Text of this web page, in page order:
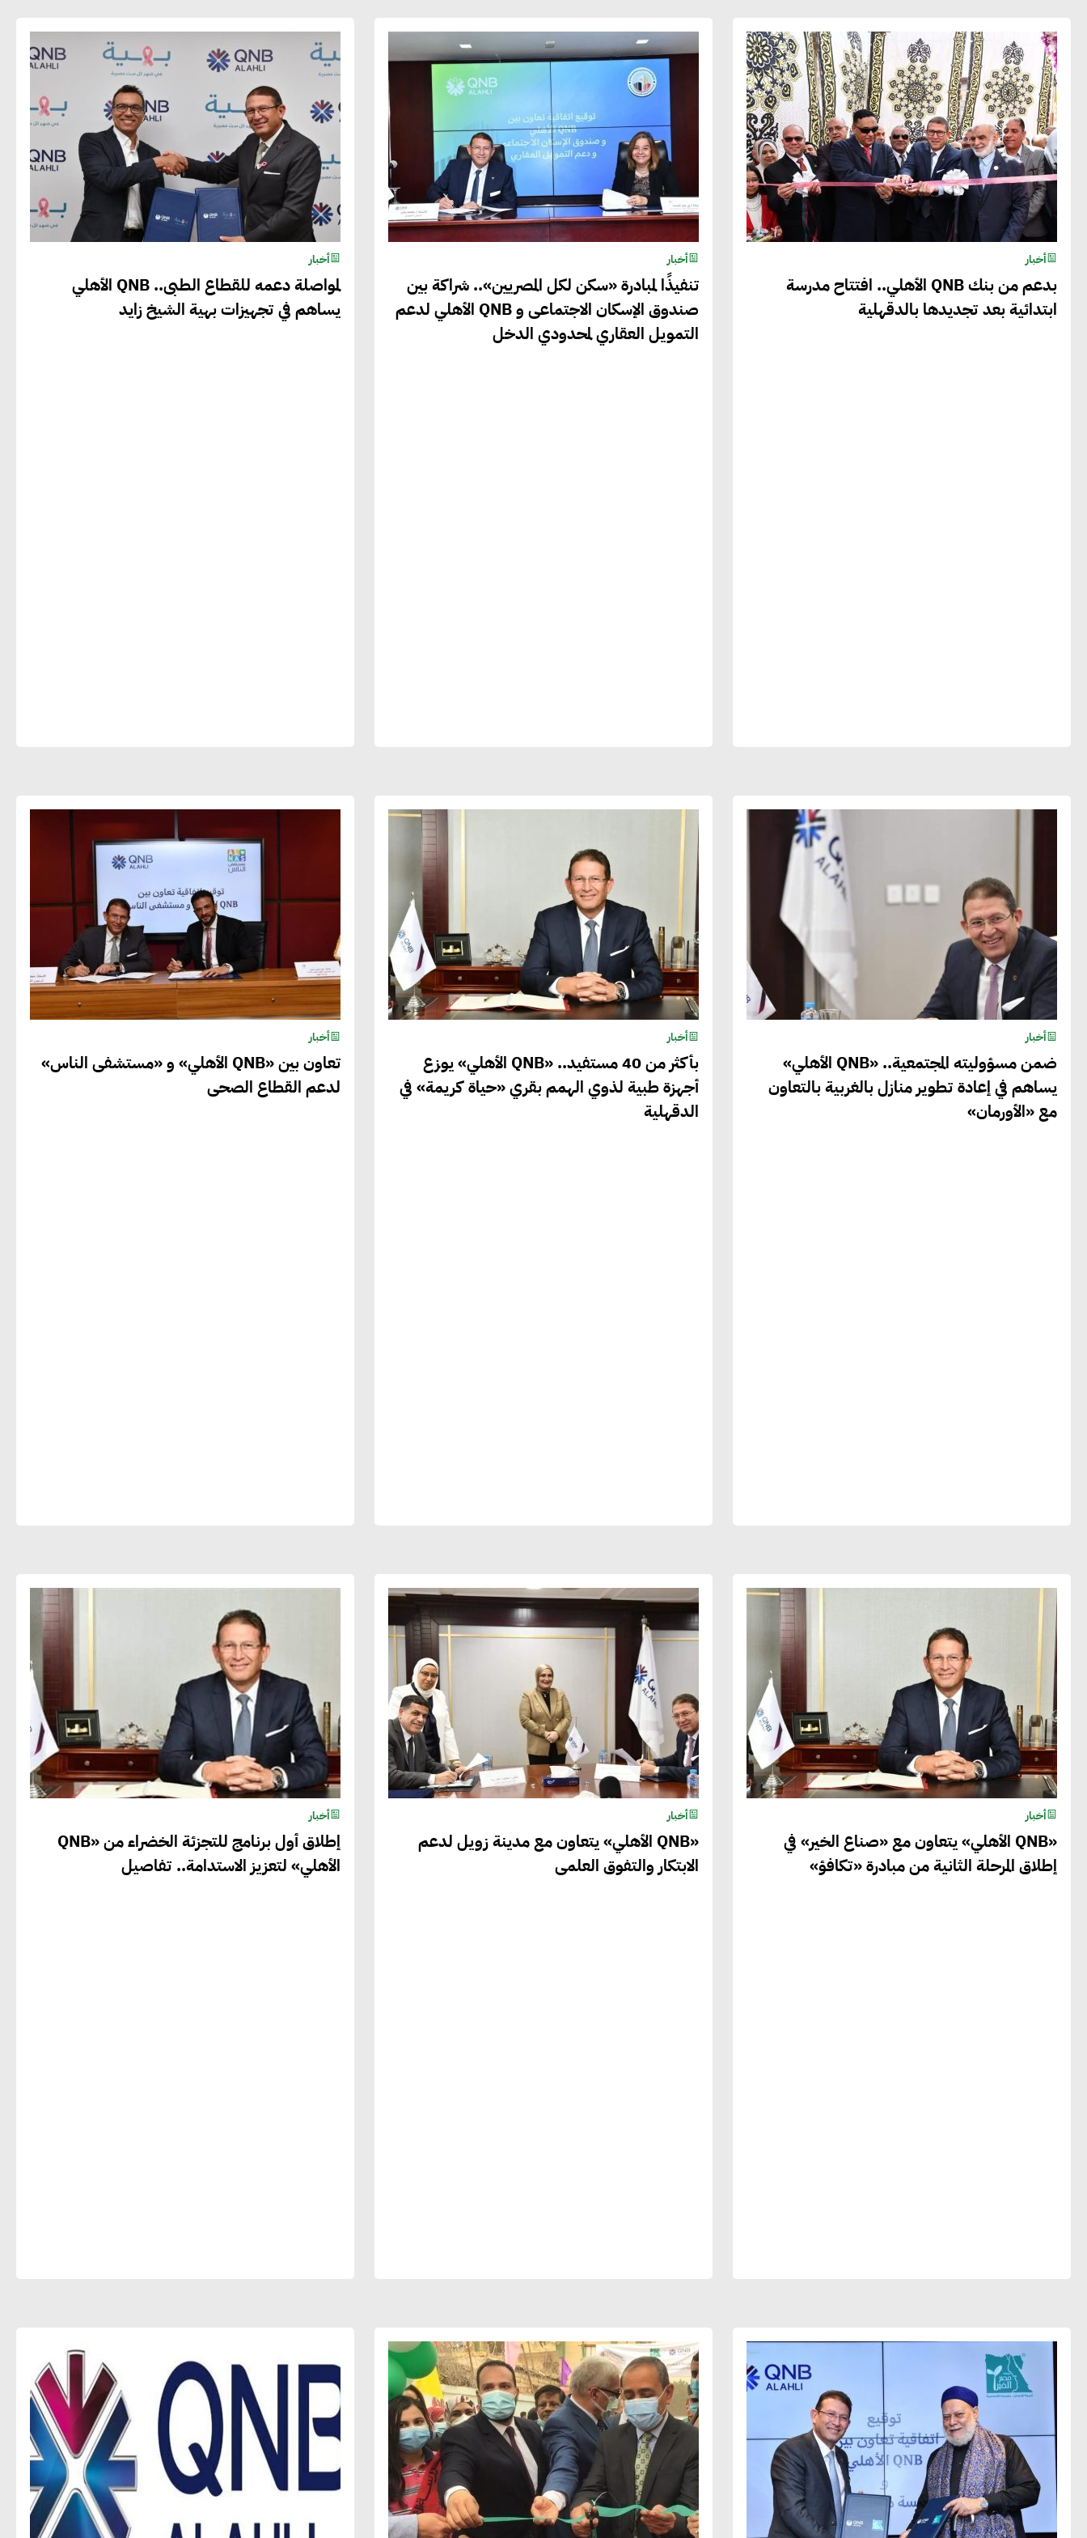
أخبار
بدعم من بنك QNB الأهلي.. افتتاح مدرسة
ابتدائية بعد تجديدها بالدقهلية
أخبار
تنفيذًا لمبادرة «سكن لكل المصريين».. شراكة بين
صندوق الإسكان الاجتماعى و QNB الأهلي لدعم
التمويل العقاري لمحدودي الدخل
أخبار
لمواصلة دعمه للقطاع الطبى.. QNB الأهلي
يساهم في تجهيزات بهية الشيخ زايد
أخبار
ضمن مسؤوليته المجتمعية.. «QNB الأهلي»
يساهم في إعادة تطوير منازل بالغربية بالتعاون
مع «الأورمان»
أخبار
بأكثر من 40 مستفيد.. «QNB الأهلي» يوزع
أجهزة طبية لذوي الهمم بقري «حياة كريمة» في
الدقهلية
أخبار
تعاون بين «QNB الأهلي» و «مستشفى الناس»
لدعم القطاع الصحى
أخبار
«QNB الأهلي» يتعاون مع «صناع الخير» في
إطلاق المرحلة الثانية من مبادرة «تكافؤ»
أخبار
«QNB الأهلي» يتعاون مع مدينة زويل لدعم
الابتكار والتفوق العلمى
أخبار
إطلاق أول برنامج للتجزئة الخضراء من «QNB
الأهلي» لتعزيز الاستدامة.. تفاصيل